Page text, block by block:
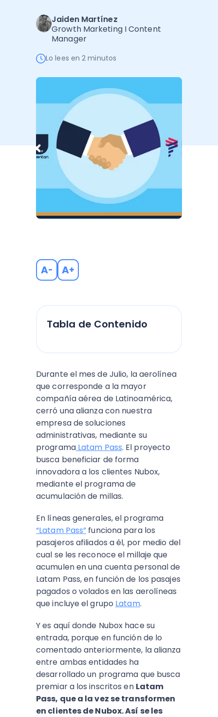
Administración Empresarial
Software Factura y Administración
Jaiden Martínez
Growth Marketing I Content
Manager
Lo lees en 2 minutos
A- A+
Tabla de Contenido
Durante el mes de Julio, la aerolínea
que corresponde a la mayor
compañía aérea de Latinoamérica,
cerró una alianza con nuestra
empresa de soluciones
administrativas, mediante su
programaLatam Pass. El proyecto
busca beneficiar de forma
innovadora a los clientes Nubox,
mediante el programa de
acumulación de millas.
En líneas generales, el programa
“Latam Pass” funciona para los
pasajeros afiliados a él, por medio del
cual se les reconoce el millaje que
acumulen en una cuenta personal de
Latam Pass, en función de los pasajes
pagados o volados en las aerolíneas
que incluye el grupo Latam.
Y es aquí donde Nubox hace su
entrada, porque en función de lo
comentado anteriormente, la alianza
entre ambas entidades ha
desarrollado un programa que busca
premiar a los inscritos en Latam
Pass, que a la vez se transformen
en clientes de Nubox. Así se les